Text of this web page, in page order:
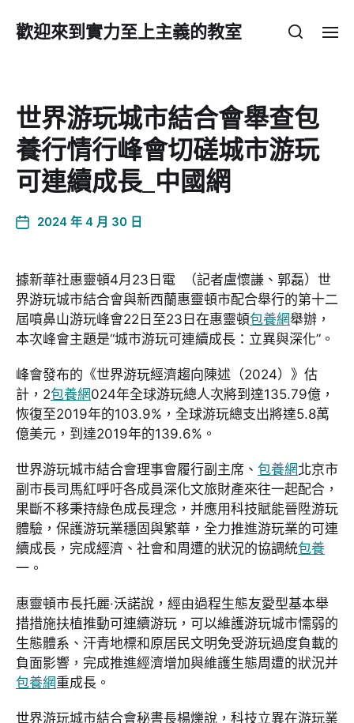
歡迎來到實力至上主義的教室
世界游玩城市結合會舉查包
養行情行峰會切磋城市游玩
可連續成長_中國網
2024 年 4 月 30 日
據新華社惠靈頓4月23日電 （記者盧懷謙、郭磊）世
界游玩城市結合會與新西蘭惠靈頓市配合舉行的第十二
屆噴鼻山游玩峰會22日至23日在惠靈頓包養網舉辦，
本次峰會主題是“城市游玩可連續成長：立異與深化”。
峰會發布的《世界游玩經濟趨向陳述（2024）》估
計，2包養網024年全球游玩總人次將到達135.79億，
恢復至2019年的103.9%，全球游玩總支出將達5.8萬
億美元，到達2019年的139.6%。
世界游玩城市結合會理事會履行副主席、 包養網北京市
副市長司馬紅呼吁各成員深化文旅財產來往一起配合，
果斷不移秉持綠色成長理念，并應用科技賦能晉陞游玩
體驗，保護游玩業穩固與繁華，全力推進游玩業的可連
續成長，完成經濟、社會和周遭的狀況的協調統包養
一。
惠靈頓市長托麗·沃諾說，經由過程生態友愛型基本舉
措措施扶植推動可連續游玩，可以維護游玩城市懦弱的
生態體系、汗青地標和原居民文明免受游玩過度負載的
負面影響，完成推進經濟增加與維護生態周遭的狀況并
包養網重成長。
世界游玩城市結合會秘書長楊爍說，科技立異在游玩業